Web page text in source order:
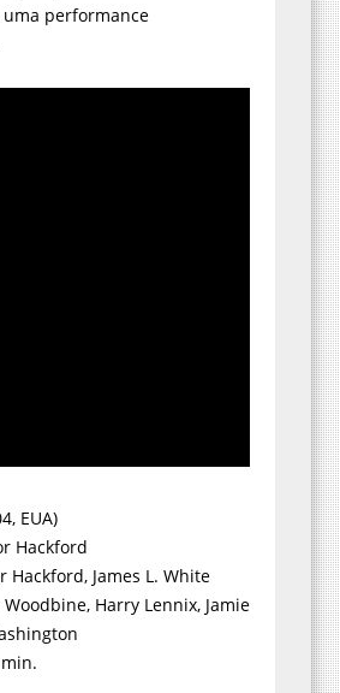
performance
EUA)
Hackford
Hackford, James L. White
Harry Lennix, Jamie